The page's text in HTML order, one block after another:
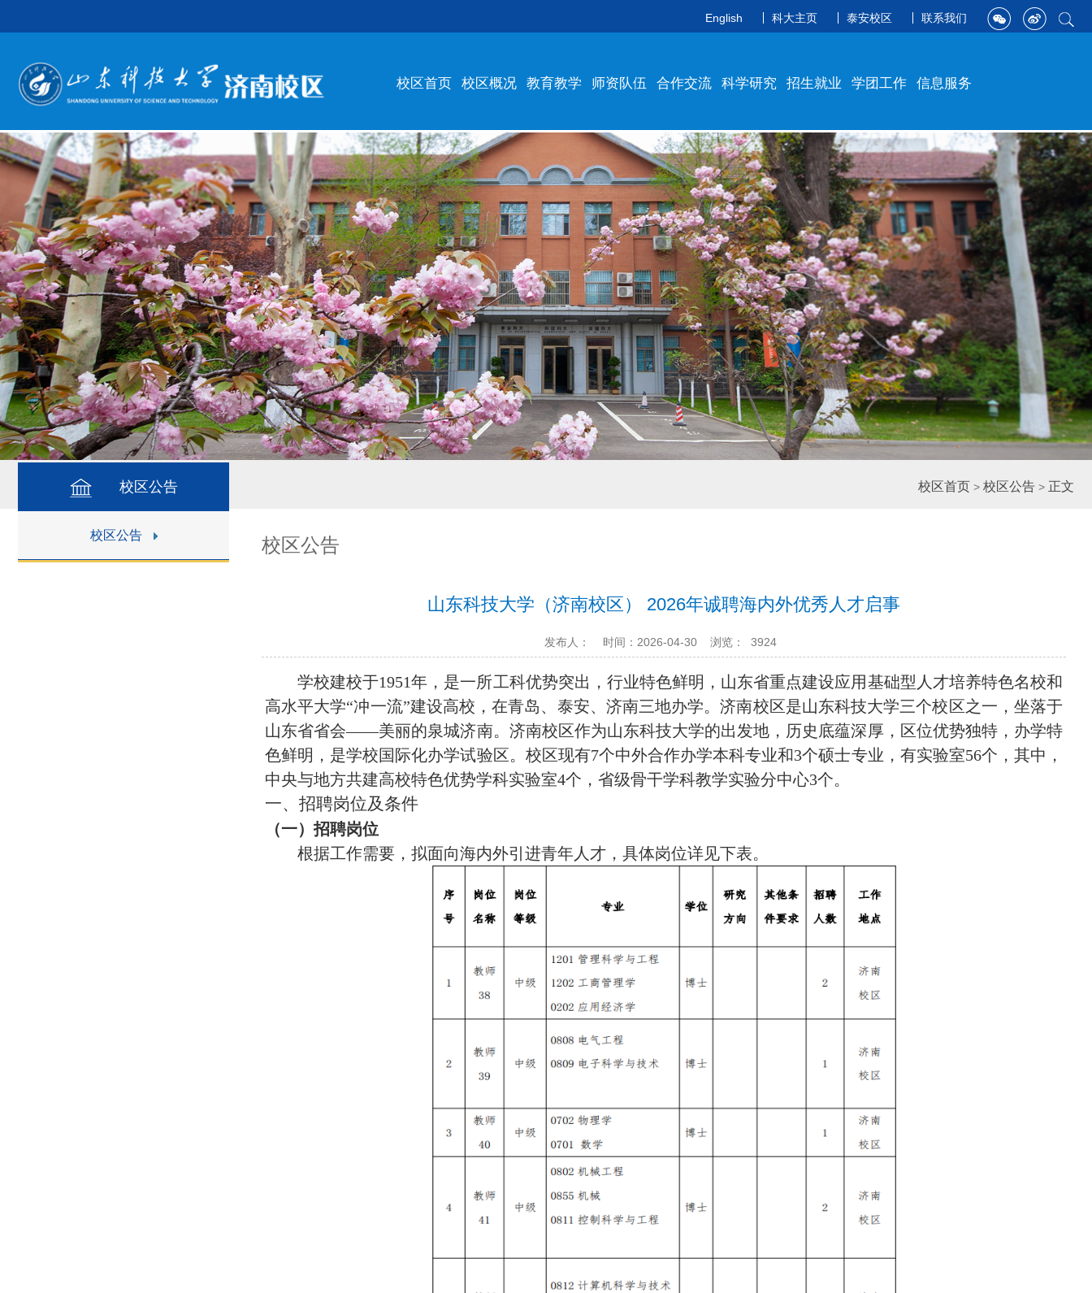
English 科大主页 泰安校区 联系我们
校区首页 校区概况 教育教学 师资队伍 合作交流 科学研究 招生就业 学团工作 信息服务
校区公告 校区首页 > 校区公告 > 正文
校区公告 校区公告
山东科技大学（济南校区） 2026年诚聘海内外优秀人才启事
发布人： 时间：2026-04-30 浏览： 3924
学校建校于1951年，是一所工科优势突出，行业特色鲜明，山东省重点建设应用基础型人才培养特色名校和
高水平大学“冲一流”建设高校 ，在青岛、泰安、济南三地办学。济南校区是山东科技大学三个校区之一，坐落于
山东省省会——美丽的泉城济南。济南校区作为山东科技大学的出发地，历史底蕴深厚，区位优势独特，办学特
色鲜明，是学校国际化办学试验区。校区现有7个中外合作办学本科专业和3个硕士专业 ，有实验室56个，其中，
中央与地方共建高校特色优势学科实验室4个，省级骨干学科教学实验分中心3个。
一、招聘岗位及条件
（一）招聘岗位
根据工作需要，拟面向海内外引进青年人才 ， 具体岗位详见下表。